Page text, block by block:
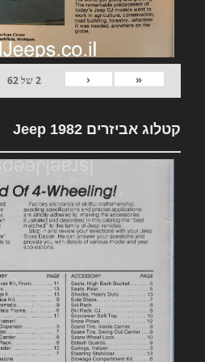
«
‹
2של62
קטלוג אביזרים 1982 Jeep